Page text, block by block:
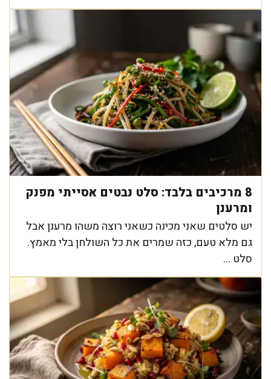
8 מרכיבים בלבד: סלט נבטים אסייתי מפנק
ומרענן
יש סלטים שאני מכינה כשאני רוצה משהו מרענן אבל
גם מלא טעם, כזה שמרים את כל השולחן בלי מאמץ.
סלט ...